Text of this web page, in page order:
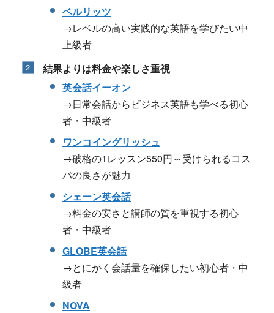
ベルリッツ
→レベルの高い実践的な英語を学びたい中
上級者
結果よりは料金や楽しさ重視
英会話イーオン
→日常会話からビジネス英語も学べる初心
者・中級者
ワンコイングリッシュ
→破格の1レッスン550円～受けられるコス
パの良さが魅力
シェーン英会話
→料金の安さと講師の質を重視する初心
者・中級者
GLOBE英会話
→とにかく会話量を確保したい初心者・中
級者
NOVA